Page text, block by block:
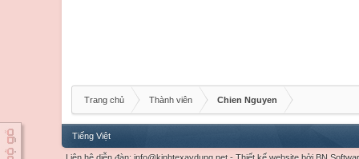
Trang chủ Thành viên Chien Nguyen
Tiếng Việt